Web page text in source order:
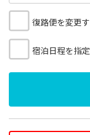
復路便を変更
宿泊日程を指